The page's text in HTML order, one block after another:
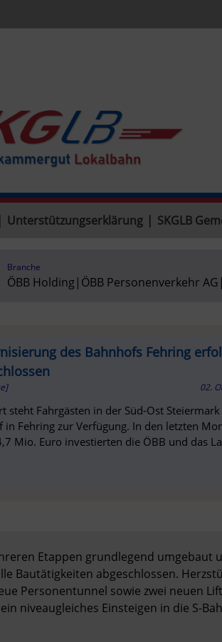
Unterstützungserklärung SKGLB
Branche
ÖBB Holding | ÖBB Personenverkehr AG |
des Bahnhofs Fehring
02.
steht Fahrgästen in der Süd-Ost
in Fehring zur Verfügung. In den letzten
Mio. Euro investierten die ÖBB und das
Etappen grundlegend umgebaut
Bautätigkeiten abgeschlossen.
Personentunnel sowie zwei neuen
niveaugleiches Einsteigen in die S-